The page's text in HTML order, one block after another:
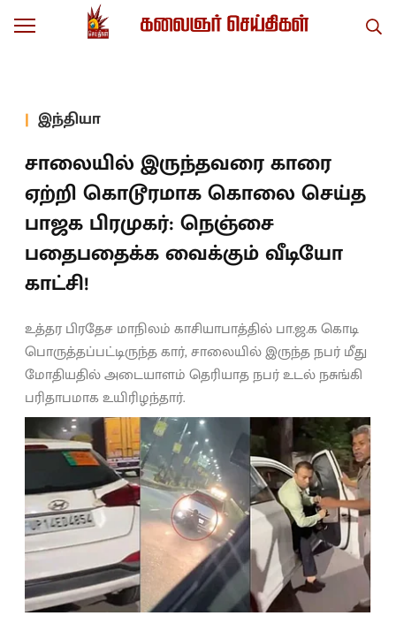
இந்தியா
சாலையில் இருந்தவரை காரை
ஏற்றி கொடூரமாக கொலை செய்த
பாஜக பிரமுகர்: நெஞ்சை
பதைபதைக்க வைக்கும் வீடியோ
காட்சி!
உத்தர பிரதேச மாநிலம் காசியாபாத்தில் பா.ஜ.க கொடி
பொருத்தப்பட்டிருந்த கார், சாலையில் இருந்த நபர் மீது
மோதியதில் அடையாளம் தெரியாத நபர் உடல் நசுங்கி
பரிதாபமாக உயிரிழந்தார்.